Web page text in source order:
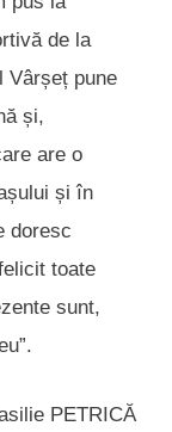
de la
Vârșeț pune
și,
are o
și în
doresc
toate
sunt,
PETRICĂ